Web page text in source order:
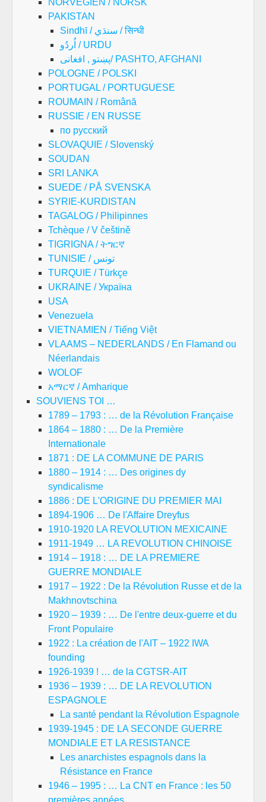
NORVEGIEN / NORSK
PAKISTAN
Sindhī / سنڌي / सिन्धी
اُردُو / URDU
پښتو , افغانی/ PASHTO, AFGHANI
POLOGNE / POLSKI
PORTUGAL / PORTUGUESE
ROUMAIN / Română
RUSSIE / EN RUSSE
по русский
SLOVAQUIE / Slovenský
SOUDAN
SRI LANKA
SUEDE / PÅ SVENSKA
SYRIE-KURDISTAN
TAGALOG / Philipinnes
Tchèque / V češtině
TIGRIGNA / ትግርኛ
TUNISIE / تونس
TURQUIE / Türkçe
UKRAINE / Україна
USA
Venezuela
VIETNAMIEN / Tiếng Việt
VLAAMS – NEDERLANDS / En Flamand ou
Néerlandais
WOLOF
አማርኛ / Amharique
SOUVIENS TOI …
1789 – 1793 : … de la Révolution Française
1864 – 1880 : … De la Première
Internationale
1871 : DE LA COMMUNE DE PARIS
1880 – 1914 : … Des origines dy
syndicalisme
1886 : DE L'ORIGINE DU PREMIER MAI
1894-1906 … De l'Affaire Dreyfus
1910-1920 LA REVOLUTION MEXICAINE
1911-1949 … LA REVOLUTION CHINOISE
1914 – 1918 : … DE LA PREMIERE
GUERRE MONDIALE
1917 – 1922 : De la Révolution Russe et de la
Makhnovtschina
1920 – 1939 : … De l'entre deux-guerre et du
Front Populaire
1922 : La création de l'AIT – 1922 IWA
founding
1926-1939 ! … de la CGTSR-AIT
1936 – 1939 : … DE LA REVOLUTION
ESPAGNOLE
La santé pendant la Révolution Espagnole
1939-1945 : DE LA SECONDE GUERRE
MONDIALE ET LA RESISTANCE
Les anarchistes espagnols dans la
Résistance en France
1946 – 1995 : … La CNT en France : les 50